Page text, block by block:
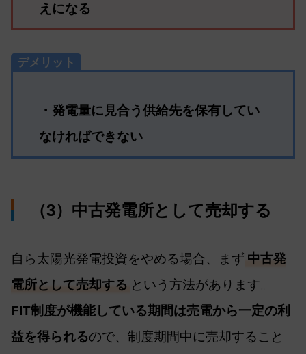
えになる
デメリット
・発電量に見合う供給先を保有してい
なければできない
（3）中古発電所として売却する
自ら太陽光発電投資をやめる場合、まず 中古発
電所として売却する という方法があります。
FIT制度が機能している期間は売電から一定の利
益を得られるので、制度期間中に売却すること